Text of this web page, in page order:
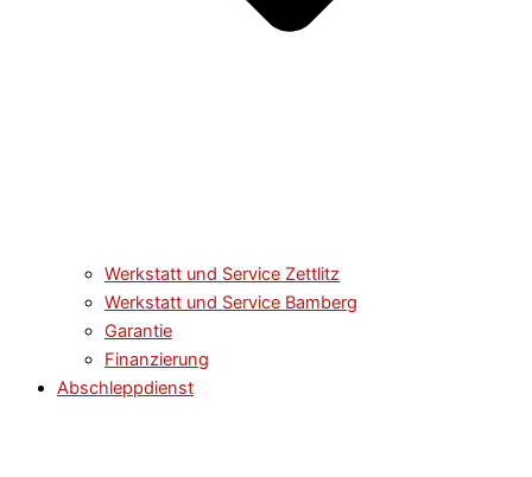
Werkstatt und Service​​ Zettlitz
Werkstatt und Service​​ Bamberg
Garantie
Finanzierung
Abschleppdienst